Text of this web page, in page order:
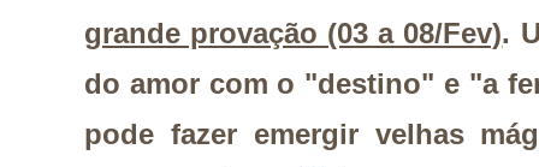
grande provação (03 a 08/Fev).
do amor com o "destino" e "a
pode fazer emergir velhas